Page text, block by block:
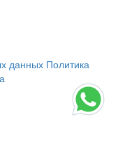
данных Политика